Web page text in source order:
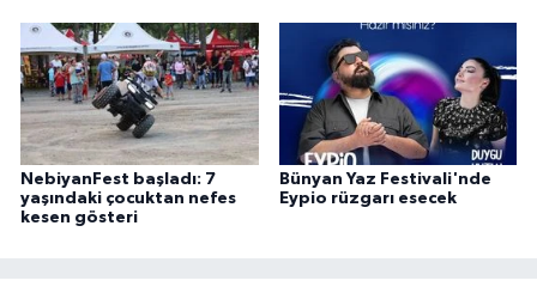
NebiyanFest başladı: 7
yaşındaki çocuktan nefes
kesen gösteri
Bünyan Yaz Festivali'nde
Eypio rüzgarı esecek